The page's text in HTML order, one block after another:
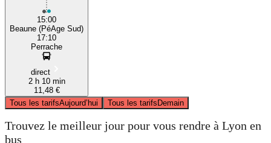
15:00
Beaune (PéAge Sud)
17:10
Perrache
direct
2 h 10 min
11,48 €
Tous les tarifsAujourd’hui Tous les tarifsDemain
Trouvez le meilleur jour pour vous rendre à Lyon en
bus